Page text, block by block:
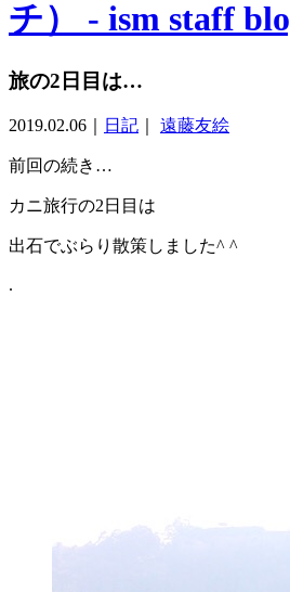
旅の2日目は…
2019.02.06 日記 遠藤友絵
前回の続き…
カニ旅行の2日目は
出石でぶらり散策しました^ ^
.